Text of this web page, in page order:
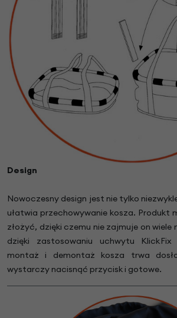
Design
Nowoczesny design jest nie tylko
ułatwia przechowywanie kosza. Produkt
złożyć, dzięki czemu nie zajmuje on
dzięki zastosowaniu uchwytu
montaż i demontaż kosza trwa
wystarczy nacisnąć przycisk i gotowe.